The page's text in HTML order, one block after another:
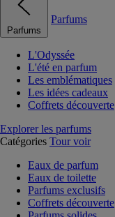
Parfums
Parfums
L'Odyssée
L'été en parfum
Les emblématiques
Les idées cadeaux
Coffrets découverte
Explorer les parfums
Catégories Tour voir
Eaux de parfum
Eaux de toilette
Parfums exclusifs
Coffrets découverte